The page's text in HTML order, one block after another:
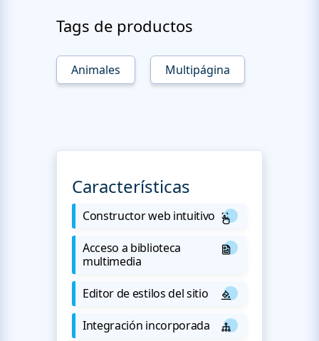
Tags de productos
Animales Multipágina
Características
Constructor web intuitivo
Acceso a biblioteca
multimedia
Editor de estilos del sitio
Integración incorporada